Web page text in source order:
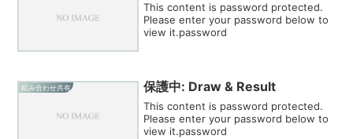
This content is password protected.
Please enter your password below to
view it.password
組み合わせ共有 保護中: Draw & Result
This content is password protected.
Please enter your password below to
view it.password